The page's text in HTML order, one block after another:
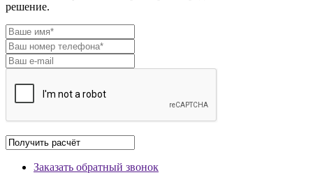
решение.
Заказать обратный звонок